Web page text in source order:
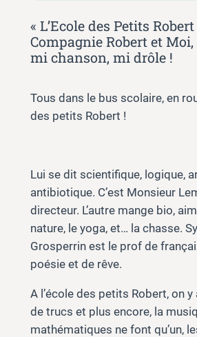
« L’Ecole des Petits
Compagnie Robert et
mi chanson, mi drôle !
Tous dans le bus scolaire, en
des petits Robert !
Lui se dit scientifique, logique,
antibiotique. C’est Monsieur
directeur. L’autre mange bio,
nature, le yoga, et… la chasse.
Grosperrin est le prof de
poésie et de rêve.
A l’école des petits Robert, on
de trucs et plus encore, la
mathématiques ne font qu’un,